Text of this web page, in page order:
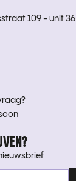
109 - unit 36